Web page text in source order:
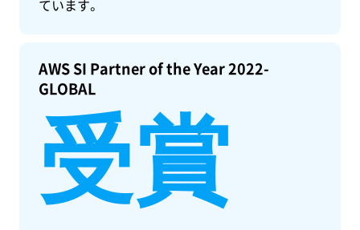
ています。
AWS SI Partner of the Year 2022-
GLOBAL
受賞